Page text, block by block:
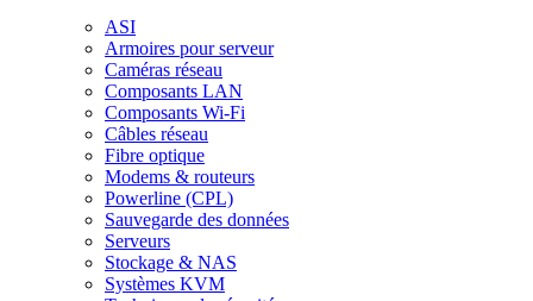
ASI
Armoires pour serveur
Caméras réseau
Composants LAN
Composants Wi-Fi
Câbles réseau
Fibre optique
Modems & routeurs
Powerline (CPL)
Sauvegarde des données
Serveurs
Stockage & NAS
Systèmes KVM